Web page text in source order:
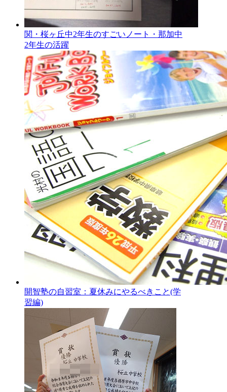
関・桜ヶ丘中2年生のすごいノート・那加中
2年生の活躍
開智塾の自習室：夏休みにやるべきこと(学
習編)